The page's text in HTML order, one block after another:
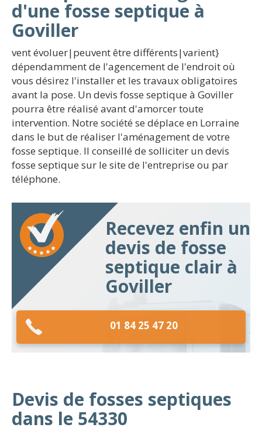
d'une fosse septique à
Goviller
vent évoluer|peuvent être différents|varient}
dépendamment de l'agencement de l'endroit où
vous désirez l'installer et les travaux obligatoires
avant la pose. Un devis fosse septique à Goviller
pourra être réalisé avant d'amorcer toute
intervention. Notre société se déplace en Lorraine
dans le but de réaliser l'aménagement de votre
fosse septique. Il conseillé de solliciter un devis
fosse septique sur le site de l'entreprise ou par
téléphone.
Recevez enfin un
devis de fosse
septique clair à
Goviller
01 84 25 47 20
Devis de fosses septiques
dans le 54330